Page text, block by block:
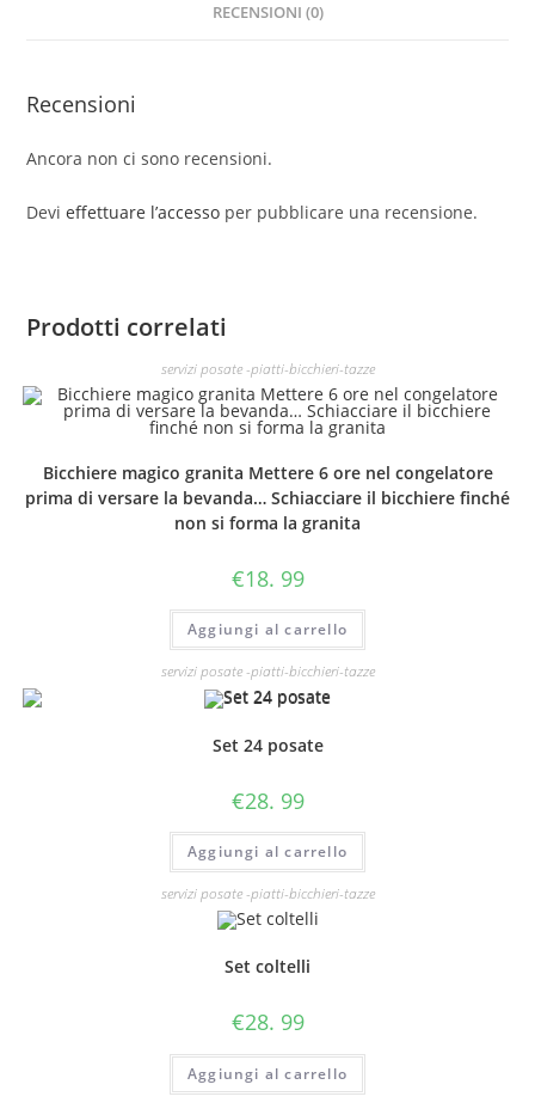
RECENSIONI (0)
Recensioni
Ancora non ci sono recensioni.
Devieffettuare l’accesso per pubblicare una recensione.
Prodotti correlati
servizi posate -piatti-bicchieri-tazze
Bicchiere magico granita Mettere 6 ore nel congelatore
prima di versare la bevanda… Schiacciare il bicchiere finché
non si forma la granita
€18. 99
Aggiungi al carrello
servizi posate -piatti-bicchieri-tazze
Set 24 posate
€28. 99
Aggiungi al carrello
servizi posate -piatti-bicchieri-tazze
Set coltelli
€28. 99
Aggiungi al carrello